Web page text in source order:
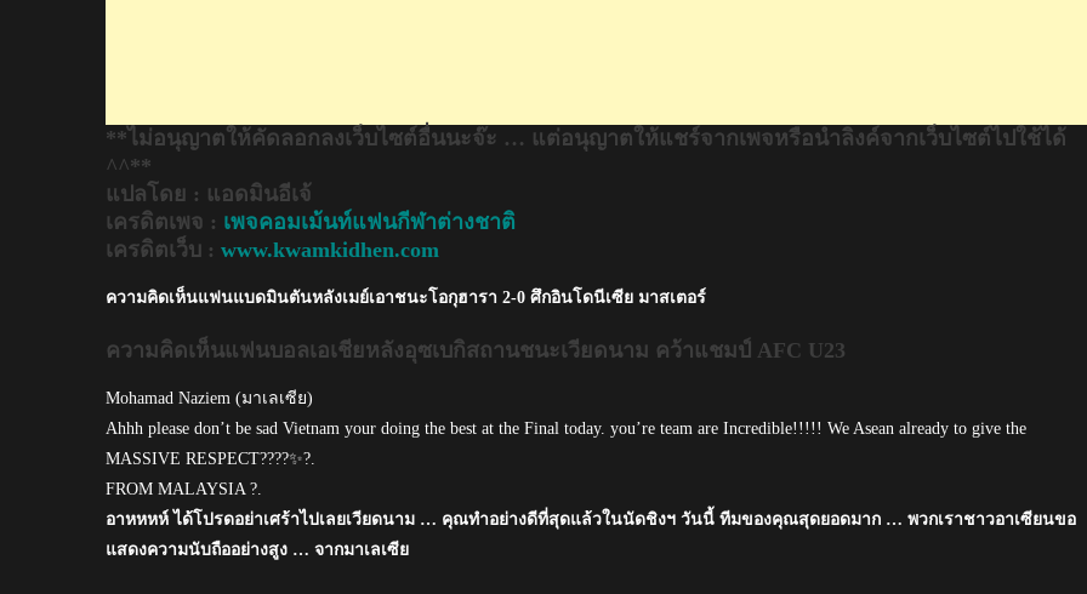
AFC
**ไม่อนุญาตให้คัดลอกลงเว็บไซต์อื่นนะจ๊ะ … แต่อนุญาตให้แชร์จากเพจหรือนำลิงค์จากเว็บไซต์ไปใช้ได้
^^**
แปลโดย : แอดมินอีเจ้
เครดิตเพจ : เพจคอมเม้นท์แฟนกีฬาต่างชาติ
เครดิตเว็บ : www.kwamkidhen.com
ความคิดเห็นแฟนแบดมินตันหลังเมย์เอาชนะโอกุฮารา 2-0 ศึกอินโดนีเซีย มาสเตอร์
ความคิดเห็นแฟนบอลเอเชียหลังอุซเบกิสถานชนะเวียดนาม คว้าแชมป์ AFC U23
Mohamad Naziem (มาเลเซีย)
Ahhh please don’t be sad Vietnam your doing the best at the Final today. you’re team are Incredible!!!!! We Asean already to give the
MASSIVE RESPECT????✨?.
FROM MALAYSIA ?.
อาหหหห์ ได้โปรดอย่าเศร้าไปเลยเวียดนาม … คุณทำอย่างดีที่สุดแล้วในนัดชิงฯ วันนี้ ทีมของคุณสุดยอดมาก … พวกเราชาวอาเซียนขอ
แสดงความนับถืออย่างสูง … จากมาเลเซีย